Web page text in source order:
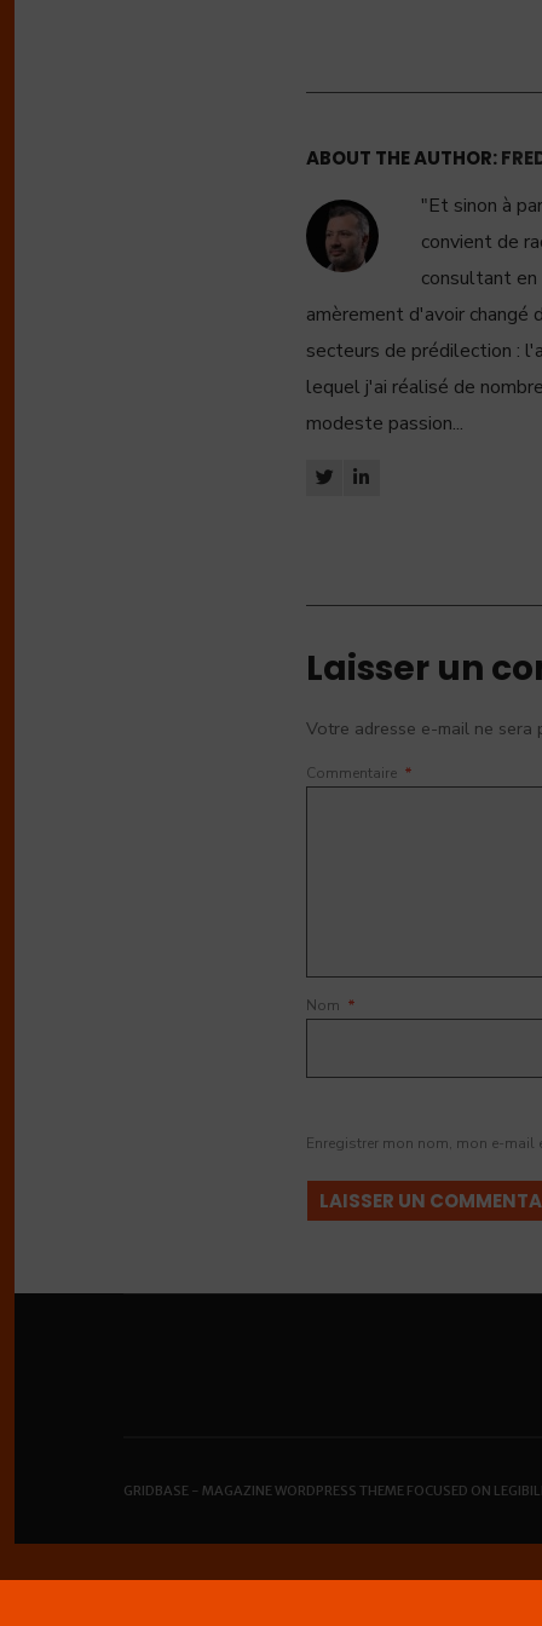
ABOUT THE AUTHOR:
"Et sinon à
convient de
consultant
amèrement d'avoir changé
secteurs de prédilection :
lequel j'ai réalisé de
modeste passion...
Laisser un
Votre adresse e-mail ne sera
Commentaire *
Nom *
Enregistrer mon nom, mon e-
GRIDBASE - MAGAZINE WORDPRESS THEME FOCUSED ON